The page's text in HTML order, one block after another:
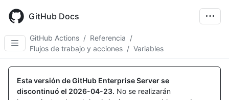
main
content
GitHub Docs
GitHub Actions / Referencia /
Flujos de trabajo y acciones / Variables
Esta versión de GitHub Enterprise Server se
discontinuó el 2026-04-23. No se realizarán